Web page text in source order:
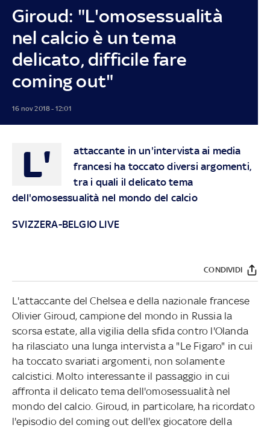
Giroud: "L'omosessualità
nel calcio è un tema
delicato, difficile fare
coming out"
16 nov 2018 - 12:01
L'
attaccante in un'intervista ai media
francesi ha toccato diversi argomenti,
tra i quali il delicato tema
dell'omosessualità nel mondo del calcio
SVIZZERA-BELGIO LIVE
CONDIVIDI
L'attaccante del Chelsea e della nazionale francese
Olivier Giroud, campione del mondo in Russia la
scorsa estate, alla vigilia della sfida contro l'Olanda
ha rilasciato una lunga intervista a "Le Figaro" in cui
ha toccato svariati argomenti, non solamente
calcistici. Molto interessante il passaggio in cui
affronta il delicato tema dell'omosessualità nel
mondo del calcio. Giroud, in particolare, ha ricordato
l'episodio del coming out dell'ex giocatore della